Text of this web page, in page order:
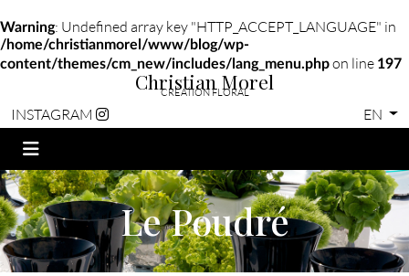
Warning: Undefined array key "HTTP_ACCEPT_LANGUAGE" in
/home/christianmorel/www/blog/wp-
content/themes/cm_new/includes/lang_menu.phpon line 197
INSTAGRAM
Christian Morel
CRÉATION FLORAL
EN
Le Poudré